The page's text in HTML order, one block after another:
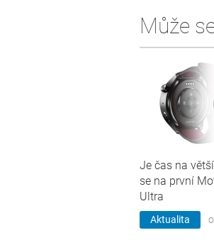
Může
Je čas na
se na první
Ultra
Aktualita